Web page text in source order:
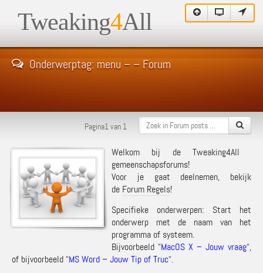
Tweaking4All
Onderwerptag: menu – – Forum
Pagina1 van 1
Welkom bij de Tweaking4All
gemeenschapsforums!
Voor je gaat deelnemen, bekijk
de Forum Regels!
Specifieke onderwerpen: Start het
onderwerp met de naam van het
programma of systeem.
Bijvoorbeeld “MacOS X – Jouw vraag“,
of bijvoorbeeld “MS Word – Jouw Tip of Truc“.